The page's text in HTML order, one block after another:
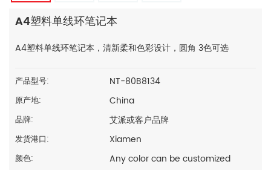
A4塑料单线环笔记本
A4塑料单线环笔记本，清新柔和色彩设计，圆角 3色可选
产品型号: NT-80B8134
原产地: China
品牌: 艾派或客户品牌
发货港口: Xiamen
颜色: Any color can be customized